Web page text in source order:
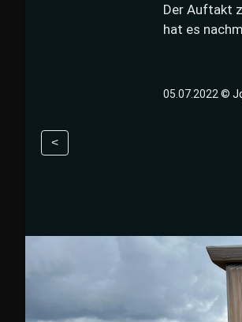
Der Auftakt
hat es
05.07.2022 ©
<